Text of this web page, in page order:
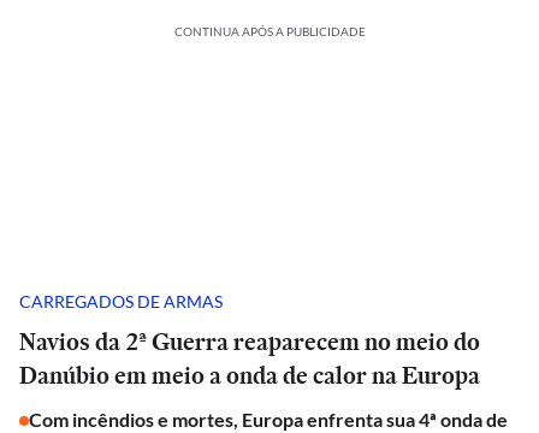
CONTINUA APÓS A PUBLICIDADE
CARREGADOS DE ARMAS
Navios da 2ª Guerra reaparecem no meio do
Danúbio em meio a onda de calor na Europa
Com incêndios e mortes, Europa enfrenta sua 4ª onda de